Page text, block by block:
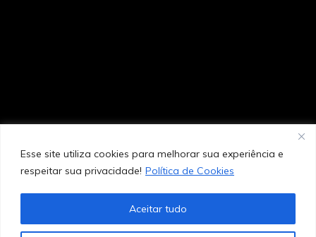
Esse site utiliza cookies para melhorar sua experiência e
respeitar sua privacidade! Política de Cookies
Aceitar tudo